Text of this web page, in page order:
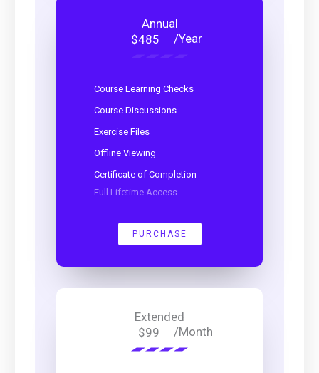
Annual
$485
/Year
Course Learning Checks
Course Discussions
Exercise Files
Offline Viewing
Certificate of Completion
Full Lifetime Access
PURCHASE
Extended
$99
/Month